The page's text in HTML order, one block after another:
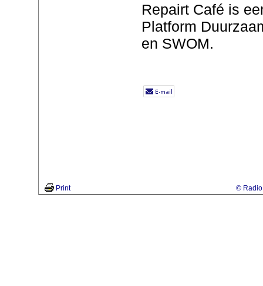
Repairt Café is
Platform
en SWOM.
Print © Radio